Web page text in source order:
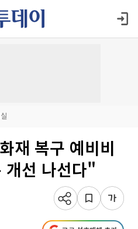
재 복구 예비비
선 나선다"